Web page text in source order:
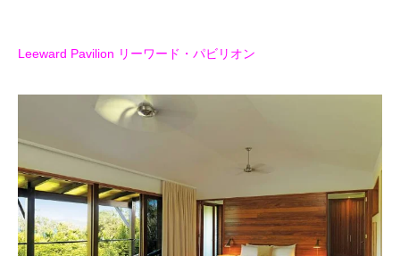
Leeward Pavilion リーワード・パビリオン